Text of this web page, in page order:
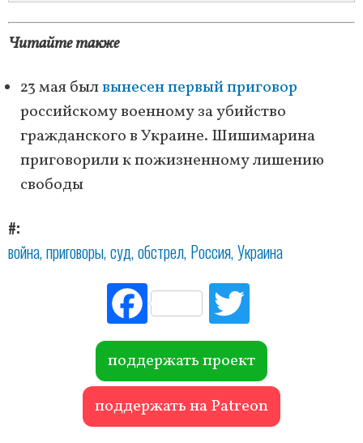
Читайте также
23 мая былвынесен первый приговор
российскому военному за убийство
гражданского в Украине. Шишимарина
приговорили к пожизненному лишению
свободы
#
война приговоры суд обстрел Россия Украина
Fac
ebo
ok r
поддержать проект
поддержать на Patreon